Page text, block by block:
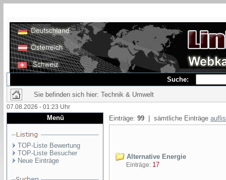
Suche:
Sie befinden sich hier: Technik & Umwelt
07.08.2026 - 01:23 Uhr
Menü
TOP-Liste Bewertung
TOP-Liste Besucher
Neue Einträge
Einträge: 99 | sämtliche Einträge
Alternative Energie
Einträge: 17